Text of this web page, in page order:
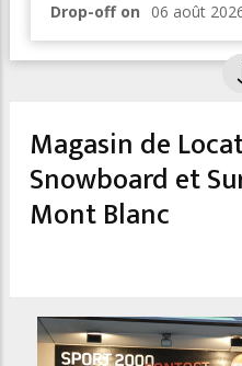
Drop-off on
Magasin de
Snowboard et
Mont Blanc